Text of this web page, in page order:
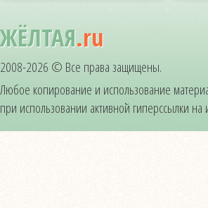
ЖЁЛТАЯ.ru
2008-2026 © Все права защищены.
Любое копирование и использование
при использовании активной гиперссылки на